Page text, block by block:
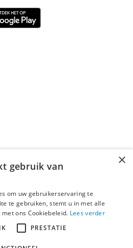
×
gebruik van
om uw gebruikerservaring te
te gebruiken, stemt u in met alle
ons Cookiebeleid. Lees verder
PRESTATIE